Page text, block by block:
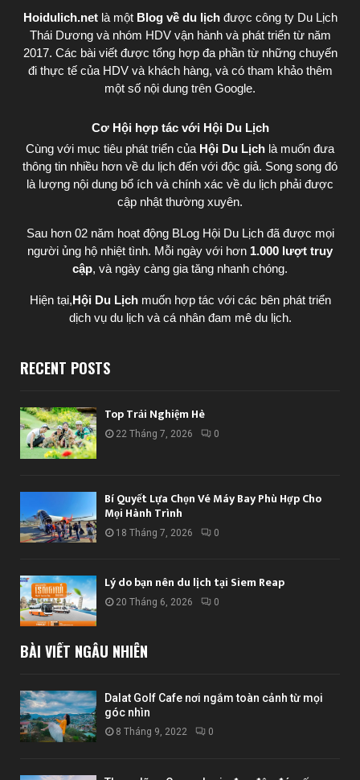
Hoidulich.net là một Blog về du lịchđược công ty Du Lịch
Thái Dươngvà nhóm HDV vận hành và phát triển từ năm
2017. Các bài viết được tổng hợp đa phần từ những chuyến
đi thực tế của HDV và khách hàng, và có tham khảo thêm
một số nội dung trên Google.
Cơ Hội hợp tác với Hội Du Lịch
Cùng với mục tiêu phát triển của Hội Du Lịch là muốn đưa
thông tin nhiều hơn về du lịch đến với độc giả. Song song đó
là lượng nội dung bổ ích và chính xác về du lịch phải được
cập nhật thường xuyên.
Sau hơn 02 năm hoạt động BLog Hội Du Lịch đã được mọi
người ủng hộ nhiệt tình. Mỗi ngày với hơn 1.000 lượt truy
cập, và ngày càng gia tăng nhanh chóng.
Hiện tại,Hội Du Lịch muốn hợp tác với các bên phát triển
dịch vụ du lịch và cá nhân đam mê du lịch.
RECENT POSTS
Top Trải Nghiệm Hè
22 Tháng 7, 2026 0
Bí Quyết Lựa Chọn Vé Máy Bay Phù Hợp Cho
Mọi Hành Trình
18 Tháng 7, 2026 0
Lý do bạn nên du lịch tại Siem Reap
20 Tháng 6, 2026 0
BÀI VIẾT NGẪU NHIÊN
Dalat Golf Cafe nơi ngắm toàn cảnh từ mọi
góc nhìn
8 Tháng 9, 2022 0